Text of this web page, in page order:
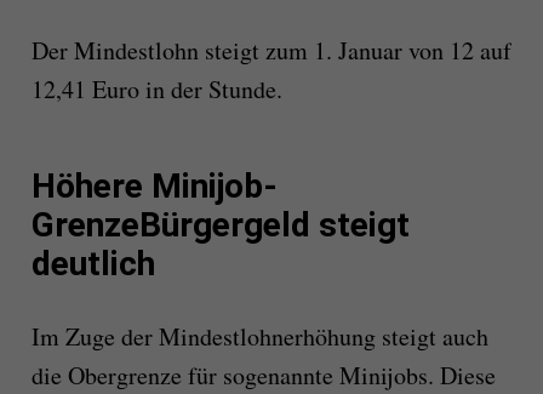
Der Mindestlohn steigt zum 1. Januar von 12 auf
12,41 Euro in der Stunde.
Höhere Minijob-
GrenzeBürgergeld steigt
deutlich
Im Zuge der Mindestlohnerhöhung steigt auch
die Obergrenze für sogenannte Minijobs. Diese